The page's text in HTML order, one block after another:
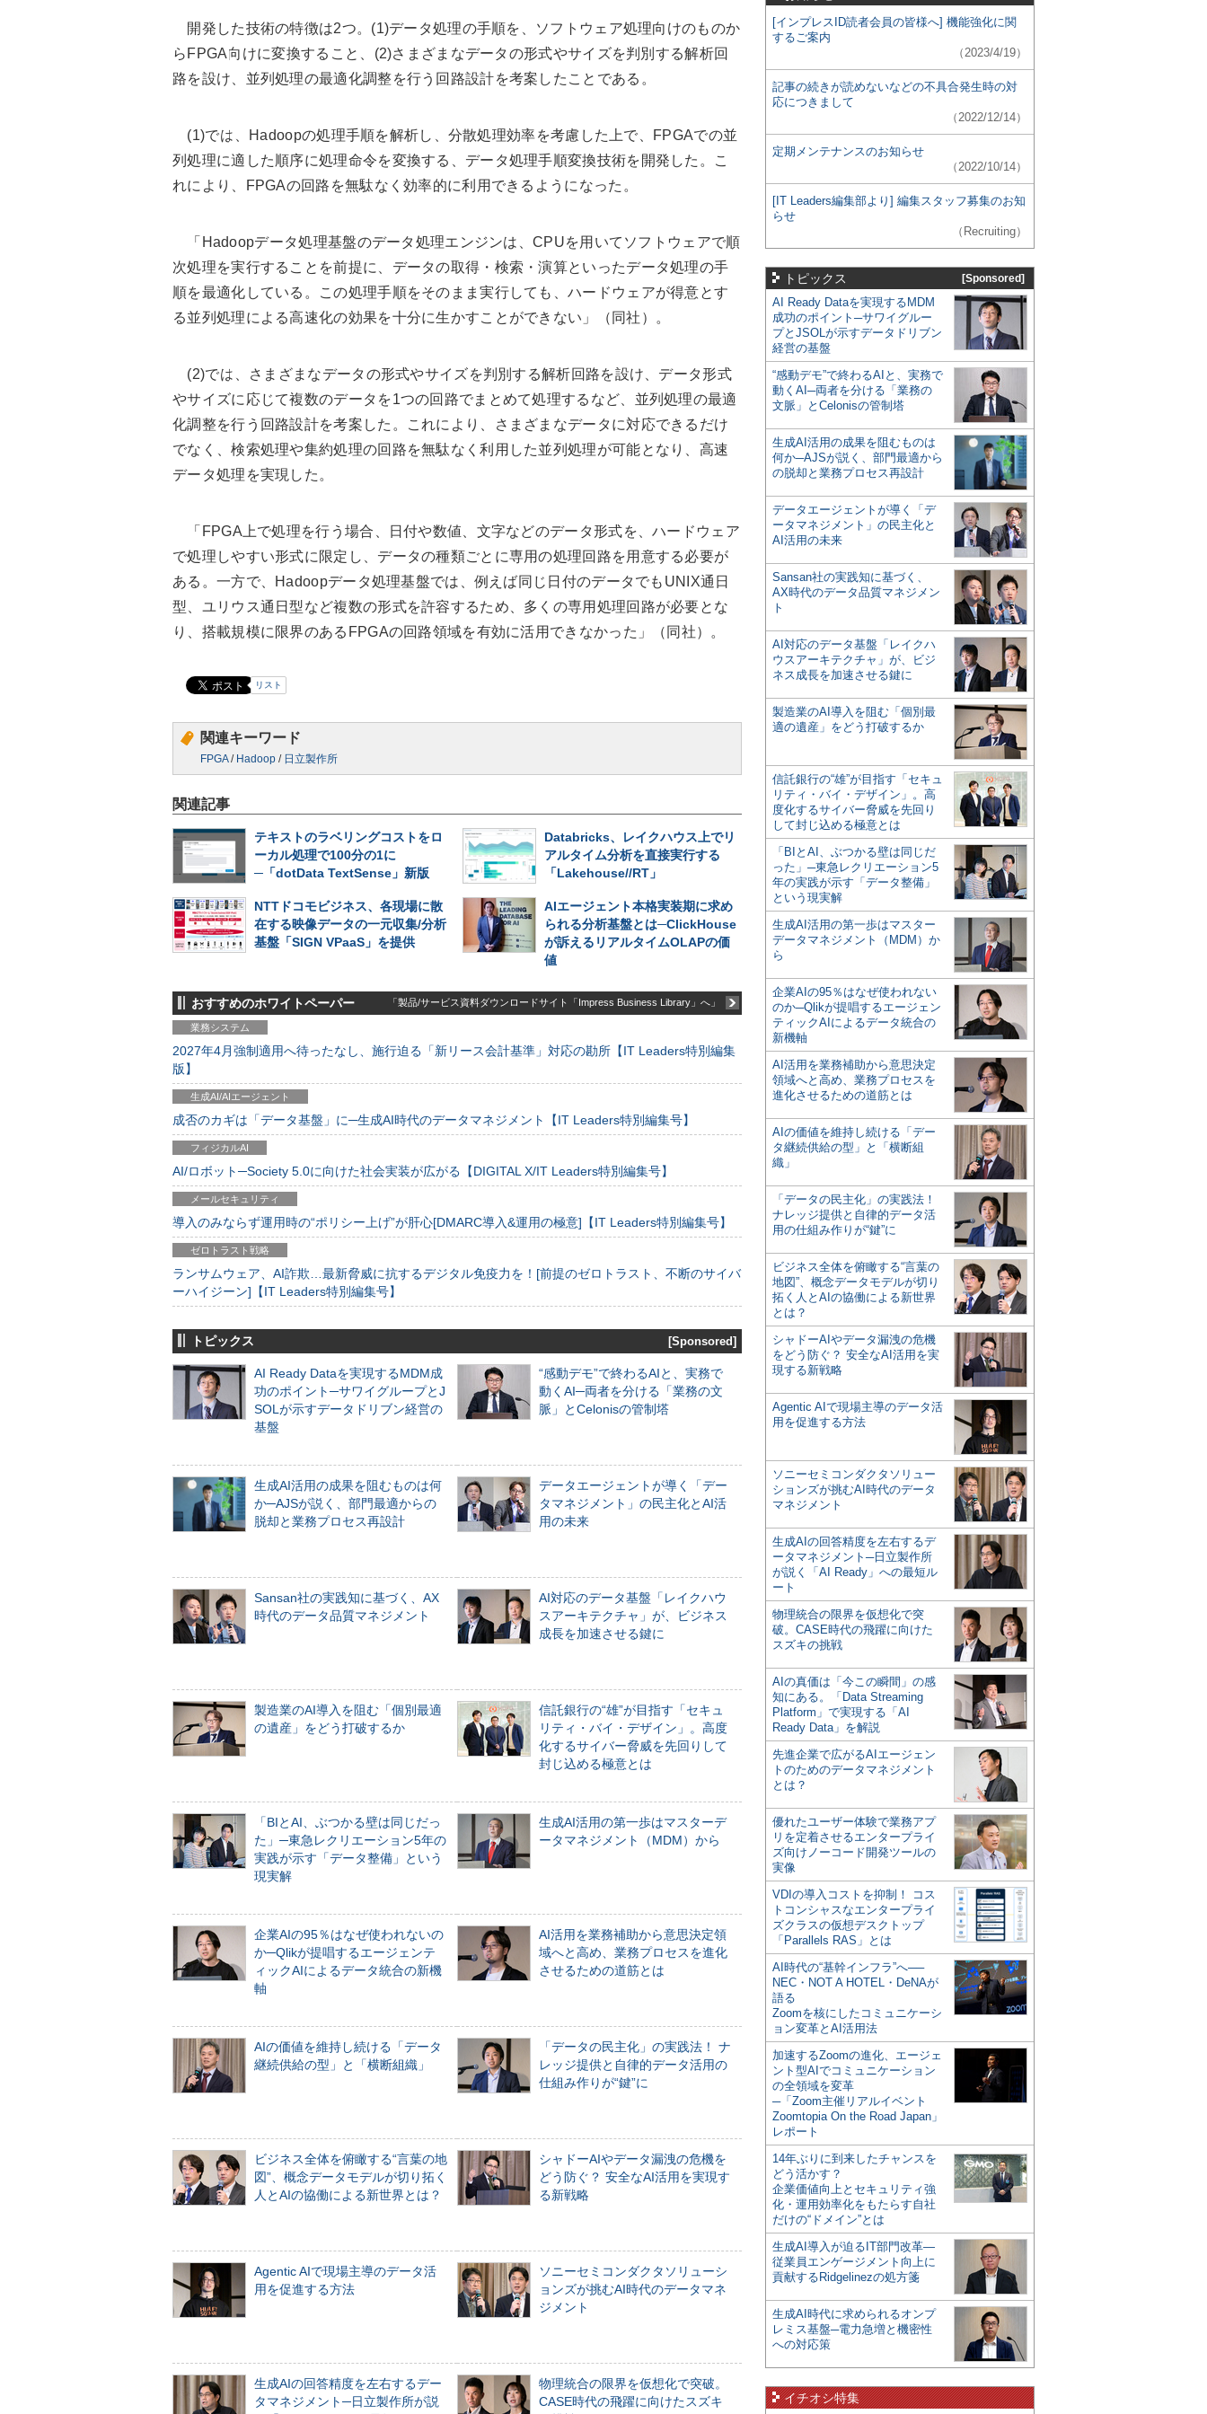
開発した技術の特徴は2つ。(1)データ処理の手順を、ソフトウェア処理向けのものか
らFPGA向けに変換すること、(2)さまざまなデータの形式やサイズを判別する解析回
路を設け、並列処理の最適化調整を行う回路設計を考案したことである。
(1)では、Hadoopの処理手順を解析し、分散処理効率を考慮した上で、FPGAでの並
列処理に適した順序に処理命令を変換する、データ処理手順変換技術を開発した。こ
れにより、FPGAの回路を無駄なく効率的に利用できるようになった。
「Hadoopデータ処理基盤のデータ処理エンジンは、CPUを用いてソフトウェアで順
次処理を実行することを前提に、データの取得・検索・演算といったデータ処理の手
順を最適化している。この処理手順をそのまま実行しても、ハードウェアが得意とす
る並列処理による高速化の効果を十分に生かすことができない」（同社）。
(2)では、さまざまなデータの形式やサイズを判別する解析回路を設け、データ形式
やサイズに応じて複数のデータを1つの回路でまとめて処理するなど、並列処理の最適
化調整を行う回路設計を考案した。これにより、さまざまなデータに対応できるだけ
でなく、検索処理や集約処理の回路を無駄なく利用した並列処理が可能となり、高速
データ処理を実現した。
「FPGA上で処理を行う場合、日付や数値、文字などのデータ形式を、ハードウェア
で処理しやすい形式に限定し、データの種類ごとに専用の処理回路を用意する必要が
ある。一方で、Hadoopデータ処理基盤では、例えば同じ日付のデータでもUNIX通日
型、ユリウス通日型など複数の形式を許容するため、多くの専用処理回路が必要とな
り、搭載規模に限界のあるFPGAの回路領域を有効に活用できなかった」（同社）。
リスト
関連キーワード
FPGA/ Hadoop / 日立製作所
関連記事
テキストのラベリングコストをロ
ーカル処理で100分の1に
─「dotData TextSense」新版
Databricks、レイクハウス上でリ
アルタイム分析を直接実行する
「Lakehouse//RT」
NTTドコモビジネス、各現場に散
在する映像データの一元収集/分析
基盤「SIGN VPaaS」を提供
AIエージェント本格実装期に求め
られる分析基盤とは─ClickHouse
が訴えるリアルタイムOLAPの価
値
おすすめのホワイトペーパー 「製品/サービス資料ダウンロードサイト「Impress Business Library」へ」
業務システム
2027年4月強制適用へ待ったなし、施行迫る「新リース会計基準」対応の勘所【IT Leaders特別編集
版】
生成AI/AIエージェント
成否のカギは「データ基盤」に─生成AI時代のデータマネジメント【IT Leaders特別編集号】
フィジカルAI
AI/ロボット─Society 5.0に向けた社会実装が広がる【DIGITAL X/IT Leaders特別編集号】
メールセキュリティ
導入のみならず運用時の“ポリシー上げ”が肝心[DMARC導入&運用の極意]【IT Leaders特別編集号】
ゼロトラスト戦略
ランサムウェア、AI詐欺…最新脅威に抗するデジタル免疫力を！[前提のゼロトラスト、不断のサイバ
ーハイジーン]【IT Leaders特別編集号】
トピックス [Sponsored]
AI Ready Dataを実現するMDM成
功のポイント─サワイグループとJ
SOLが示すデータドリブン経営の
基盤
“感動デモ”で終わるAIと、実務で
動くAI─両者を分ける「業務の文
脈」とCelonisの管制塔
生成AI活用の成果を阻むものは何
か─AJSが説く、部門最適からの
脱却と業務プロセス再設計
データエージェントが導く「デー
タマネジメント」の民主化とAI活
用の未来
Sansan社の実践知に基づく、AX
時代のデータ品質マネジメント
AI対応のデータ基盤「レイクハウ
スアーキテクチャ」が、ビジネス
成長を加速させる鍵に
製造業のAI導入を阻む「個別最適
の遺産」をどう打破するか
信託銀行の“雄”が目指す「セキュ
リティ・バイ・デザイン」。高度
化するサイバー脅威を先回りして
封じ込める極意とは
「BIとAI、ぶつかる壁は同じだっ
た」─東急レクリエーション5年の
実践が示す「データ整備」という
現実解
生成AI活用の第一歩はマスターデ
ータマネジメント（MDM）から
企業AIの95％はなぜ使われないの
か─Qlikが提唱するエージェンテ
ィックAIによるデータ統合の新機
軸
AI活用を業務補助から意思決定領
域へと高め、業務プロセスを進化
させるための道筋とは
AIの価値を維持し続ける「データ
継続供給の型」と「横断組織」
「データの民主化」の実践法！ ナ
レッジ提供と自律的データ活用の
仕組み作りが“鍵”に
ビジネス全体を俯瞰する“言葉の地
図”、概念データモデルが切り拓く
人とAIの協働による新世界とは？
シャドーAIやデータ漏洩の危機を
どう防ぐ？ 安全なAI活用を実現す
る新戦略
Agentic AIで現場主導のデータ活
用を促進する方法
ソニーセミコンダクタソリューシ
ョンズが挑むAI時代のデータマネ
ジメント
生成AIの回答精度を左右するデー
タマネジメント─日立製作所が説
物理統合の限界を仮想化で突破。
CASE時代の飛躍に向けたスズキ
[インプレスID読者会員の皆様へ] 機能強化に関
するご案内
（2023/4/19）
記事の続きが読めないなどの不具合発生時の対
応につきまして
（2022/12/14）
定期メンテナンスのお知らせ
（2022/10/14）
[IT Leaders編集部より] 編集スタッフ募集のお知
らせ
（Recruiting）
トピックス [Sponsored]
AI Ready Dataを実現するMDM
成功のポイント─サワイグルー
プとJSOLが示すデータドリブン
経営の基盤
“感動デモ”で終わるAIと、実務で
動くAI─両者を分ける「業務の
文脈」とCelonisの管制塔
生成AI活用の成果を阻むものは
何か─AJSが説く、部門最適から
の脱却と業務プロセス再設計
データエージェントが導く「デ
ータマネジメント」の民主化と
AI活用の未来
Sansan社の実践知に基づく、
AX時代のデータ品質マネジメン
ト
AI対応のデータ基盤「レイクハ
ウスアーキテクチャ」が、ビジ
ネス成長を加速させる鍵に
製造業のAI導入を阻む「個別最
適の遺産」をどう打破するか
信託銀行の“雄”が目指す「セキュ
リティ・バイ・デザイン」。高
度化するサイバー脅威を先回り
して封じ込める極意とは
「BIとAI、ぶつかる壁は同じだ
った」─東急レクリエーション5
年の実践が示す「データ整備」
という現実解
生成AI活用の第一歩はマスター
データマネジメント（MDM）か
ら
企業AIの95％はなぜ使われない
のか─Qlikが提唱するエージェン
ティックAIによるデータ統合の
新機軸
AI活用を業務補助から意思決定
領域へと高め、業務プロセスを
進化させるための道筋とは
AIの価値を維持し続ける「デー
タ継続供給の型」と「横断組
織」
「データの民主化」の実践法！
ナレッジ提供と自律的データ活
用の仕組み作りが“鍵”に
ビジネス全体を俯瞰する“言葉の
地図”、概念データモデルが切り
拓く人とAIの協働による新世界
とは？
シャドーAIやデータ漏洩の危機
をどう防ぐ？ 安全なAI活用を実
現する新戦略
Agentic AIで現場主導のデータ活
用を促進する方法
ソニーセミコンダクタソリュー
ションズが挑むAI時代のデータ
マネジメント
生成AIの回答精度を左右するデ
ータマネジメント─日立製作所
が説く「AI Ready」への最短ル
ート
物理統合の限界を仮想化で突
破。CASE時代の飛躍に向けた
スズキの挑戦
AIの真価は「今この瞬間」の感
知にある。「Data Streaming
Platform」で実現する「AI
Ready Data」を解説
先進企業で広がるAIエージェン
トのためのデータマネジメント
とは？
優れたユーザー体験で業務アプ
リを定着させるエンタープライ
ズ向けノーコード開発ツールの
実像
VDIの導入コストを抑制！ コス
トコンシャスなエンタープライ
ズクラスの仮想デスクトップ
「Parallels RAS」とは
AI時代の“基幹インフラ”へ──
NEC・NOT A HOTEL・DeNAが
語る
Zoomを核にしたコミュニケーシ
ョン変革とAI活用法
加速するZoomの進化、エージェ
ント型AIでコミュニケーション
の全領域を変革
─「Zoom主催リアルイベント
Zoomtopia On the Road Japan」
レポート
14年ぶりに到来したチャンスを
どう活かす？
企業価値向上とセキュリティ強
化・運用効率化をもたらす自社
だけの“ドメイン”とは
生成AI導入が迫るIT部門改革―
従業員エンゲージメント向上に
貢献するRidgelinezの処方箋
生成AI時代に求められるオンプ
レミス基盤─電力急増と機密性
への対応策
イチオシ特集